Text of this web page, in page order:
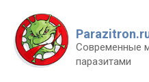
контенту
Современные
паразитами